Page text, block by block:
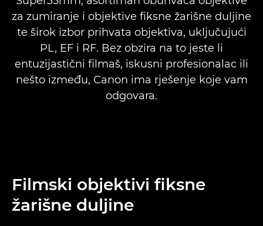
VRHUNSKO ZUMIRANJE
KOMPAKTNO ZUMIRANJE
za zumiranje i objektive fiksne žarišne duljine
te širok izbor prihvata objektiva, uključujući
PL, EF i RF. Bez obzira na to jeste li
entuzijastični filmaš, iskusni profesionalac ili
nešto između, Canon ima rješenje koje vam
odgovara.
Filmski objektivi fiksne
žarišne duljine